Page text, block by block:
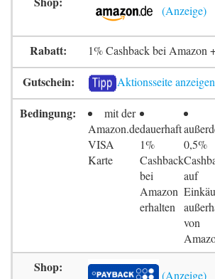
1% Cashback bei Amazon
Aktionsseite anzeigen
mit der
Amazon.de
VISA
Karte
dauerhaft
1%
Cashback
bei
Amazon
erhalten
0,5%
auf
von